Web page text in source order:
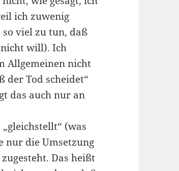
ich zuwenig
viel zu tun, daß
will). Ich
Allgemeinen nicht
der Tod scheidet“
das auch nur an
(was
nur die Umsetzung
Das heißt